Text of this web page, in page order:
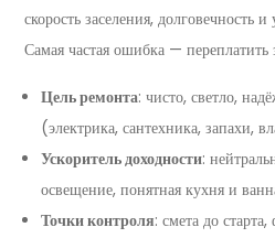
скорость заселения, долговечность и
Самая частая ошибка — переплатить
Цель ремонта: чисто, светло,
(электрика, сантехника, запахи,
Ускоритель доходности:
освещение, понятная кухня и
Точки контроля: смета до